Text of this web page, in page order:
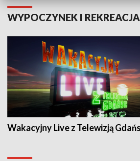
WYPOCZYNEK I REKREACJA
Wakacyjny Live z Telewizją